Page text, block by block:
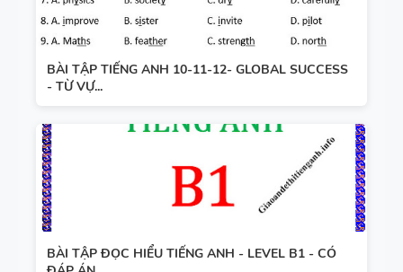
BÀI TẬP TIẾNG ANH 10-11-12- GLOBAL SUCCESS
- TỪ VỰ...
BÀI TẬP ĐỌC HIỂU TIẾNG ANH - LEVEL B1 - CÓ